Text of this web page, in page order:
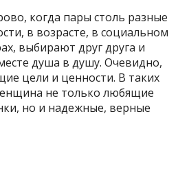
когда пары столь разные
в возрасте, в социальном
выбирают друг друга и
душа в душу. Очевидно,
цели и ценности. В таких
не только любящие
но и надежные, верные